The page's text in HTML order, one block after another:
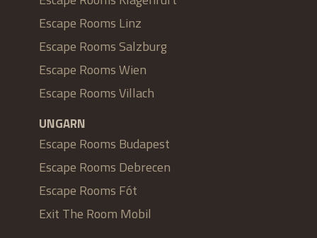
Escape Rooms Linz
Escape Rooms Salzburg
Escape Rooms Wien
Escape Rooms Villach
UNGARN
Escape Rooms Budapest
Escape Rooms Debrecen
Escape Rooms Fót
Exit The Room Mobil